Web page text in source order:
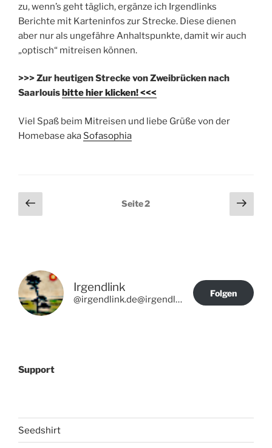
zu, wenn’s geht täglich, ergänze ich Irgendlinks
Berichte mit Karteninfos zur Strecke. Diese dienen
aber nur als ungefähre Anhaltspunkte, damit wir auch
„optisch“ mitreisen können.
>>> Zur heutigen Strecke von Zweibrücken nach
Saarlouisbitte hier klicken! <<<
Viel Spaß beim Mitreisen und liebe Grüße von der
Homebase aka Sofasophia
Seitennummerierung
der
Vorherige
Seite
Seite2
Irgendlink
@irgendlink.de@irgendlink.de
Folgen
Support
Seedshirt